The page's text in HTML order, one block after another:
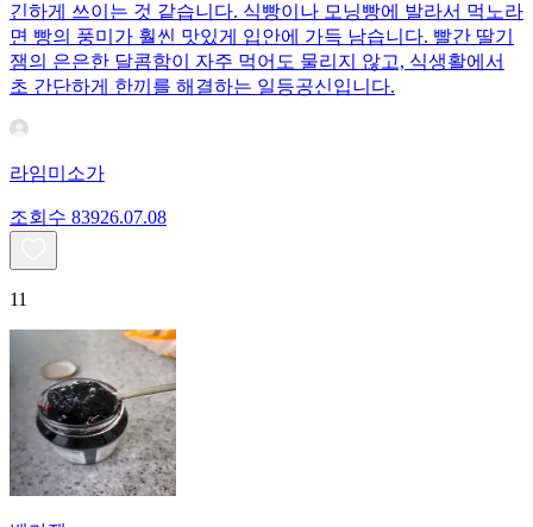
긴하게 쓰이는 것 같습니다. 식빵이나 모닝빵에 발라서 먹노라
면 빵의 풍미가 훨씬 맛있게 입안에 가득 남습니다. 빨간 딸기
잼의 은은한 달콤함이 자주 먹어도 물리지 않고, 식생활에서
초 간단하게 한끼를 해결하는 일등공신입니다.
라임미소가
조회수 83926.07.08
11